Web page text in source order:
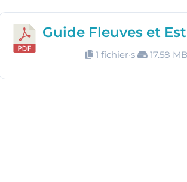
Guide Fleuves et
1 fichier·s 17.58 MB